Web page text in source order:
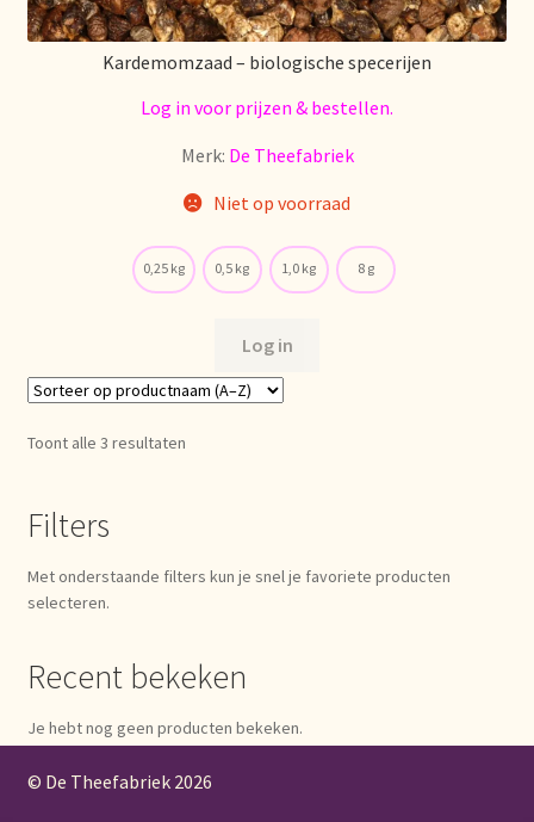
Food safety
Image de marque personnelle
Marca personal
Meertaligheid
Kardemomzaad – biologische specerijen
Log in voor prijzen & bestellen.
Merk: De Theefabriek
Niet op voorraad
0,25 kg 0,5 kg 1,0 kg 8 g
Log in
Toont alle 3 resultaten
Filters
Met onderstaande filters kun je snel je favoriete producten
selecteren.
Recent bekeken
Je hebt nog geen producten bekeken.
© De Theefabriek 2026